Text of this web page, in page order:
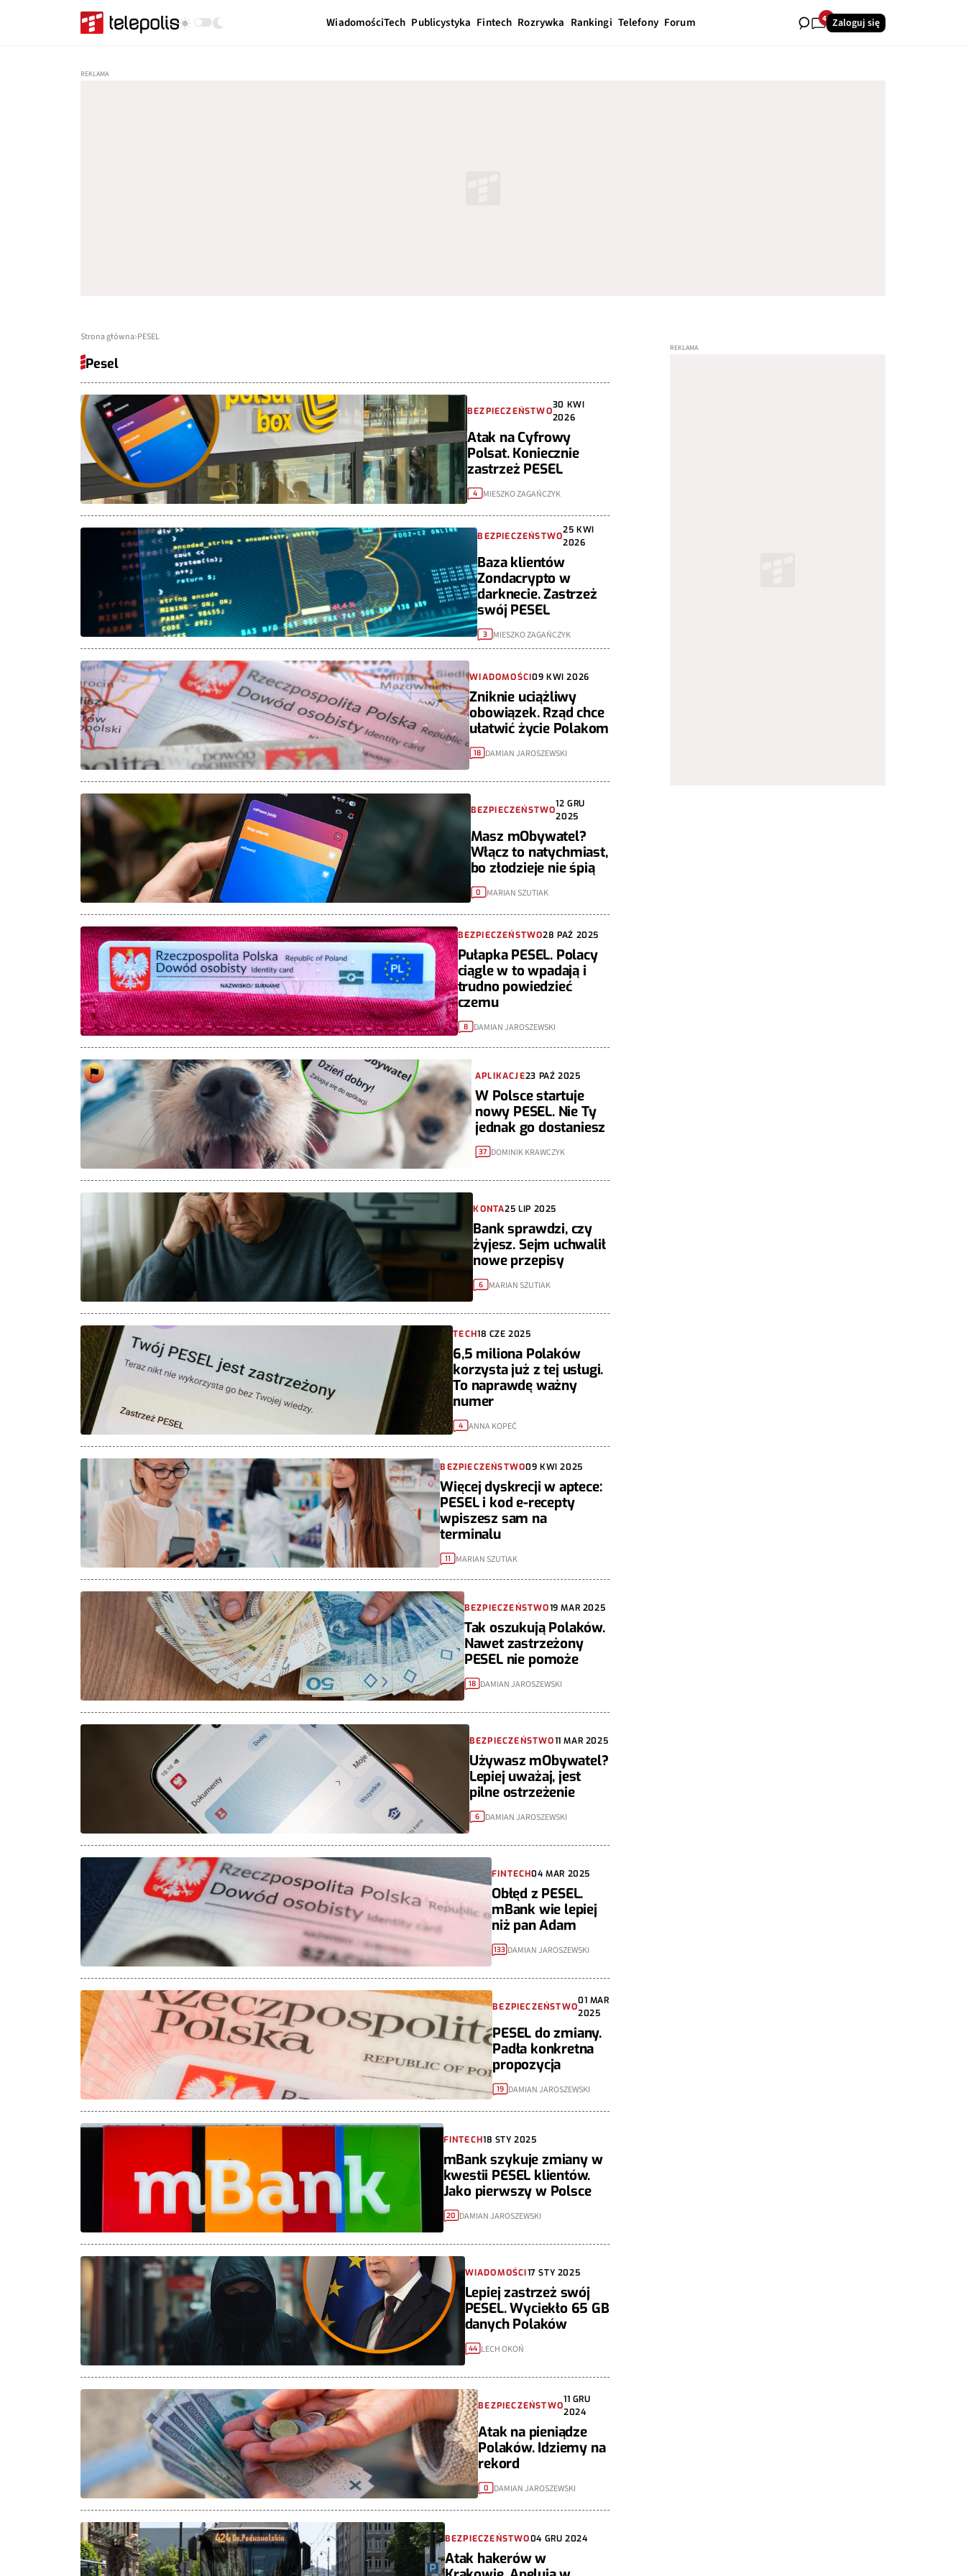
WiadomościTech Publicystyka Fintech Rozrywka Rankingi Telefony Forum 40Zaloguj się
Strona główna PESEL
Pesel
BEZPIECZEŃSTWO
30 KWI
2026
Atak na Cyfrowy
Polsat. Koniecznie
zastrzeż PESEL
4 MIESZKO ZAGAŃCZYK
BEZPIECZEŃSTWO
25 KWI
2026
Baza klientów
Zondacrypto w
darknecie. Zastrzeż
swój PESEL
3 MIESZKO ZAGAŃCZYK
WIADOMOŚCI09 KWI 2026
Zniknie uciążliwy
obowiązek. Rząd chce
ułatwić życie Polakom
18 DAMIAN JAROSZEWSKI
BEZPIECZEŃSTWO
12 GRU
2025
Masz mObywatel?
Włącz to natychmiast,
bo złodzieje nie śpią
0 MARIAN SZUTIAK
BEZPIECZEŃSTWO28 PAŹ 2025
Pułapka PESEL. Polacy
ciągle w to wpadają i
trudno powiedzieć
czemu
8 DAMIAN JAROSZEWSKI
APLIKACJE23 PAŹ 2025
W Polsce startuje
nowy PESEL. Nie Ty
jednak go dostaniesz
37 DOMINIK KRAWCZYK
KONTA25 LIP 2025
Bank sprawdzi, czy
żyjesz. Sejm uchwalił
nowe przepisy
6 MARIAN SZUTIAK
TECH18 CZE 2025
6,5 miliona Polaków
korzysta już z tej usługi.
To naprawdę ważny
numer
4 ANNA KOPEĆ
BEZPIECZEŃSTWO09 KWI 2025
Więcej dyskrecji w aptece:
PESEL i kod e-recepty
wpiszesz sam na
terminalu
11 MARIAN SZUTIAK
BEZPIECZEŃSTWO19 MAR 2025
Tak oszukują Polaków.
Nawet zastrzeżony
PESEL nie pomoże
18 DAMIAN JAROSZEWSKI
BEZPIECZEŃSTWO11 MAR 2025
Używasz mObywatel?
Lepiej uważaj, jest
pilne ostrzeżenie
6 DAMIAN JAROSZEWSKI
FINTECH04 MAR 2025
Obłęd z PESEL.
mBank wie lepiej
niż pan Adam
133 DAMIAN JAROSZEWSKI
BEZPIECZEŃSTWO
01 MAR
2025
PESEL do zmiany.
Padła konkretna
propozycja
19 DAMIAN JAROSZEWSKI
FINTECH18 STY 2025
mBank szykuje zmiany w
kwestii PESEL klientów.
Jako pierwszy w Polsce
20 DAMIAN JAROSZEWSKI
WIADOMOŚCI17 STY 2025
Lepiej zastrzeż swój
PESEL. Wyciekło 65 GB
danych Polaków
44 LECH OKOŃ
BEZPIECZEŃSTWO
11 GRU
2024
Atak na pieniądze
Polaków. Idziemy na
rekord
0 DAMIAN JAROSZEWSKI
BEZPIECZEŃSTWO04 GRU 2024
Atak hakerów w